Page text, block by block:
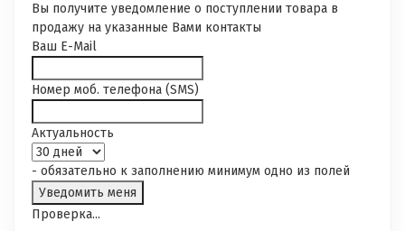
Вы получите уведомление о поступлении товара в
продажу на указанные Вами контакты
Ваш E-Mail
Номер моб. телефона (SMS)
Актуальность
- обязательно к заполнению минимум одно из полей
Проверка...